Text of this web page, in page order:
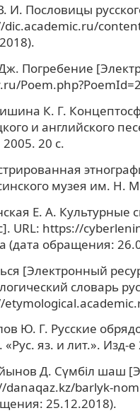
И. Пословицы
dic.academic.ru/
Погребение
К. Г.
и английского
2005. 20 с.
музея им. Н.
Е. А. Культурные
URL: https://
(дата обращения:
[Электронный
словарь
Ю. Г. Русские
«Рус. яз. и лит.».
Д. Сүмбіл шаш
danaqaz.kz/barlyk-
25.12.2018).